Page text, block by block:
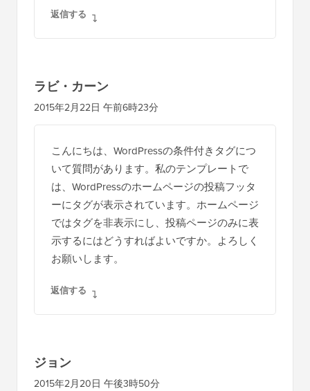
返信する
ラビ・カーン
2015年2月22日 午前6時23分
こんにちは、WordPressの条件付きタグにつ
いて質問があります。私のテンプレートで
は、WordPressのホームページの投稿フッタ
ーにタグが表示されています。ホームページ
ではタグを非表示にし、投稿ページのみに表
示するにはどうすればよいですか。よろしく
お願いします。
返信する
ジョン
2015年2月20日 午後3時50分